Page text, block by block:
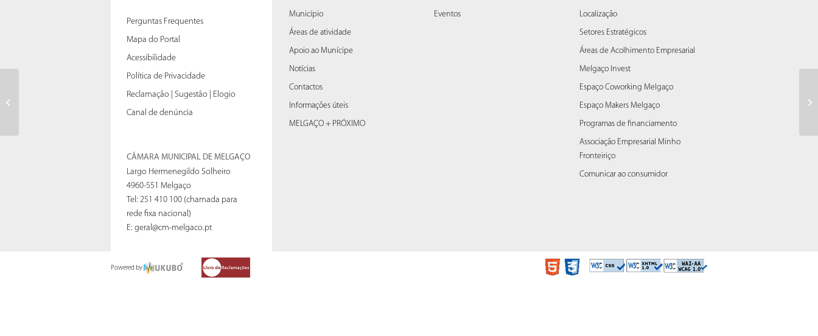
Perguntas Frequentes
Mapa do Portal
Acessibilidade
Política de Privacidade
Reclamação | Sugestão | Elogio
Canal de denúncia
CÂMARA MUNICIPAL DE MELGAÇO
Largo Hermenegildo Solheiro
4960-551 Melgaço
Tel: 251 410 100 (chamada para
rede fixa nacional)
E:geral@cm-melgaco.pt
Município
Áreas de atividade
Apoio ao Munícipe
Notícias
Contactos
Informações úteis
MELGAÇO + PRÓXIMO
Eventos
Localização
Setores Estratégicos
Áreas de Acolhimento Empresarial
Melgaço Invest
Espaço Coworking Melgaço
Espaço Makers Melgaço
Programas de financiamento
Associação Empresarial Minho
Fronteiriço
Comunicar ao consumidor
Powered by
Consulta Pública do Projeto de